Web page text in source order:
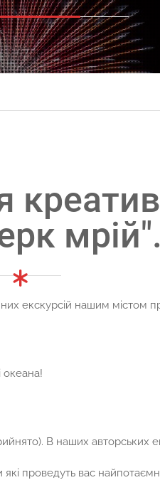
мрій".
екскурсій нашим містом
океана!
В наших авторських
проведуть вас